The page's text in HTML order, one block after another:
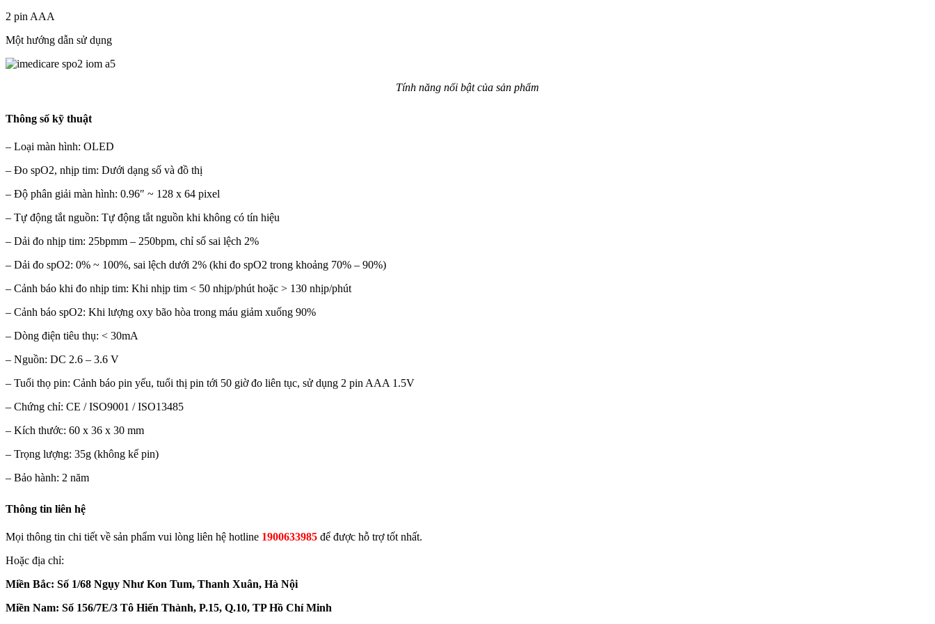
2 pin AAA
Một hướng dẫn sử dụng
Tính năng nổi bật của sản phẩm
Thông số kỹ thuật
– Loại màn hình: OLED
– Đo spO2, nhịp tim: Dưới dạng số và đồ thị
– Độ phân giải màn hình: 0.96″ ~ 128 x 64 pixel
– Tự động tắt nguồn: Tự động tắt nguồn khi không có tín hiệu
– Dải đo nhịp tim: 25bpmm – 250bpm, chỉ số sai lệch 2%
– Dải đo spO2: 0% ~ 100%, sai lệch dưới 2% (khi đo spO2 trong khoảng 70% – 90%)
– Cảnh báo khi đo nhịp tim: Khi nhịp tim < 50 nhịp/phút hoặc > 130 nhịp/phút
– Cảnh báo spO2: Khi lượng oxy bão hòa trong máu giảm xuống 90%
– Dòng điện tiêu thụ: < 30mA
– Nguồn: DC 2.6 – 3.6 V
– Tuổi thọ pin: Cảnh báo pin yếu, tuổi thị pin tới 50 giờ đo liên tục, sử dụng 2 pin AAA 1.5V
– Chứng chỉ: CE / ISO9001 / ISO13485
– Kích thước: 60 x 36 x 30 mm
– Trọng lượng: 35g (không kể pin)
– Bảo hành: 2 năm
Thông tin liên hệ
Mọi thông tin chi tiết về sản phẩm vui lòng liên hệ hotline 1900633985 để được hỗ trợ tốt nhất.
Hoặc địa chỉ:
Miền Bắc: Số 1/68 Ngụy Như Kon Tum, Thanh Xuân, Hà Nội
Miền Nam: Số 156/7E/3 Tô Hiến Thành, P.15, Q.10, TP Hồ Chí Minh